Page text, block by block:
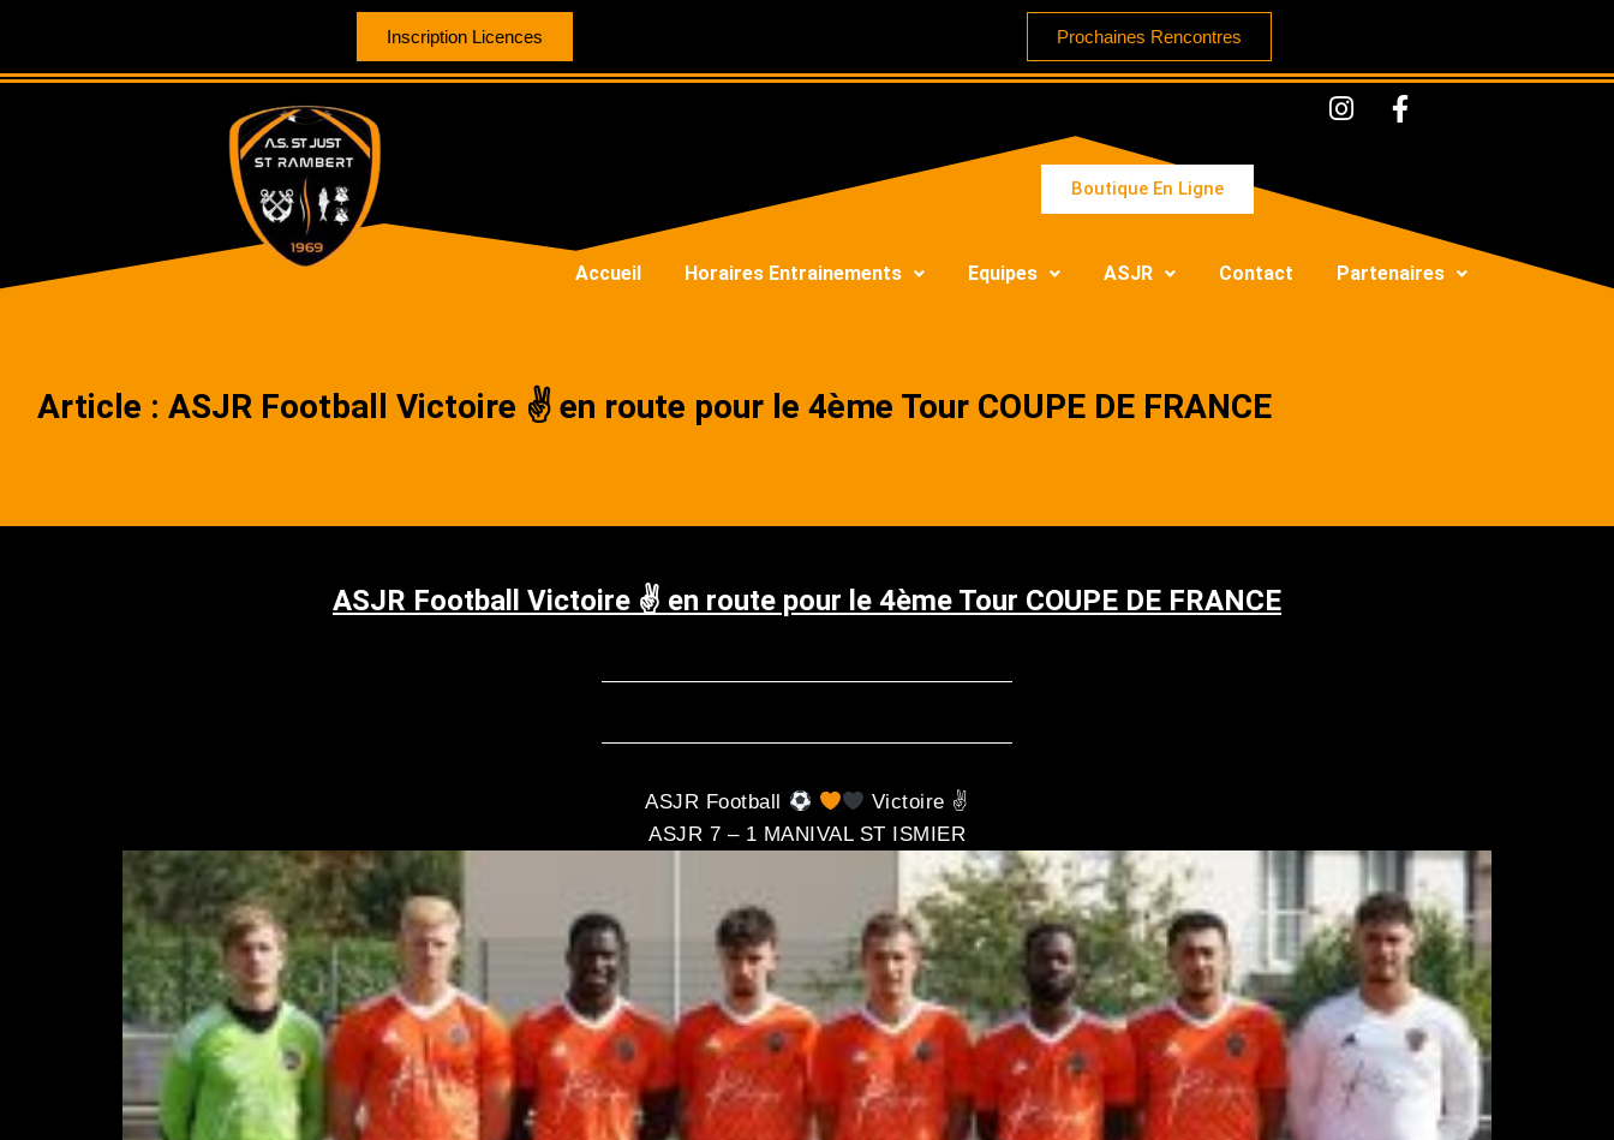
Inscription Licences Prochaines Rencontres
Boutique En Ligne
Accueil Horaires Entrainements Equipes ASJR Contact Partenaires
Article : ASJR Football Victoire ✌️ en route pour le 4ème Tour COUPE DE FRANCE
ASJR Football Victoire ✌️ en route pour le 4ème Tour COUPE DE FRANCE
ASJR Football
Victoire ✌
ASJR 7 – 1 MANIVAL ST ISMIER